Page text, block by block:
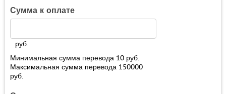
Сумма к оплате
руб.
Минимальная сумма перевода 10 руб.
Максимальная сумма перевода 150000
руб.